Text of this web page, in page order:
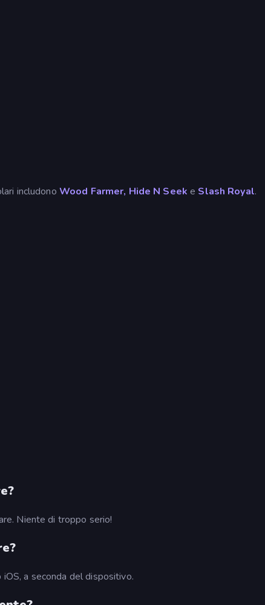
includono Wood Farmer, Hide N Seek e Slash Royal.
Niente di troppo serio!
a seconda del dispositivo.